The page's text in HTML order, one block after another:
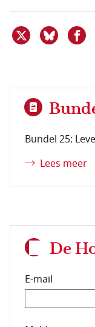
Deel ditDeel
Bundel 25:
Lees meer
De
E-mail